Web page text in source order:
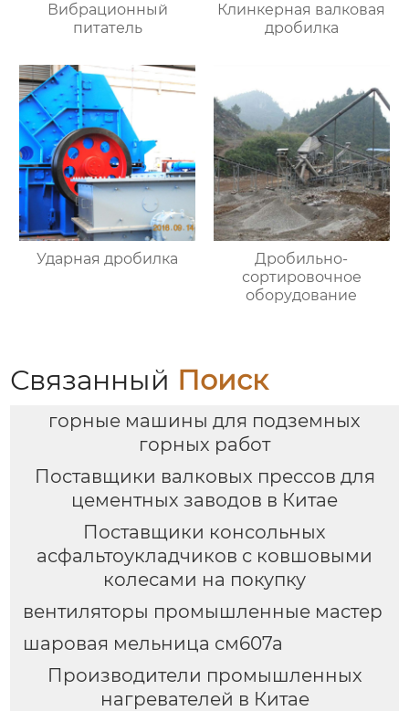
Вибрационный
питатель
Клинкерная валковая
дробилка
Ударная дробилка
Дробильно-
сортировочное
оборудование
Связанный Поиск
горные машины для подземных
горных работ
Поставщики валковых прессов для
цементных заводов в Китае
Поставщики консольных
асфальтоукладчиков с ковшовыми
колесами на покупку
вентиляторы промышленные мастер
шаровая мельница см607а
Производители промышленных
нагревателей в Китае